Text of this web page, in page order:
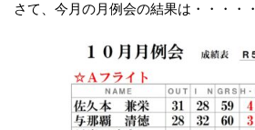
さて、今月の月例会の結果は・・・・・